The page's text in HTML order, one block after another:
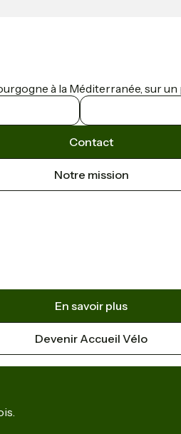
à la Méditerranée, sur
Contact
Notre mission
En savoir plus
Devenir Accueil Vélo